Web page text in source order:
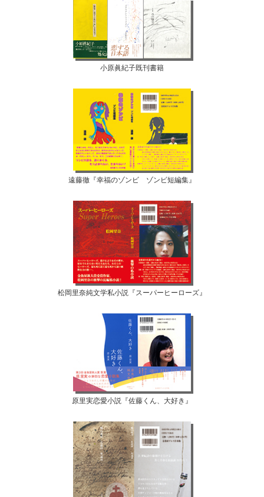
小原眞紀子既刊書籍
遠藤徹『幸福のゾンビ ゾンビ短編集』
松岡里奈純文学私小説『スーパーヒーローズ』
原里実恋愛小説『佐藤くん、大好き』